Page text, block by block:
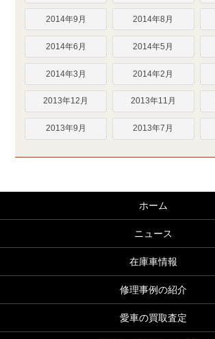
2014年9月 2014年8月
2014年6月 2014年5月
2014年3月 2014年2月
2013年12月 2013年11月
2013年9月 2013年7月
ホーム
ニュース
在庫車情報
修理事例の紹介
愛車の買取査定